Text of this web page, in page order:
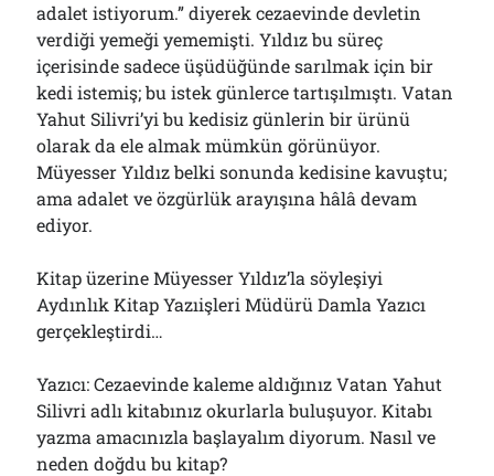
adalet istiyorum.” diyerek cezaevinde devletin
verdiği yemeği yememişti. Yıldız bu süreç
içerisinde sadece üşüdüğünde sarılmak için bir
kedi istemiş; bu istek günlerce tartışılmıştı. Vatan
Yahut Silivri’yi bu kedisiz günlerin bir ürünü
olarak da ele almak mümkün görünüyor.
Müyesser Yıldız belki sonunda kedisine kavuştu;
ama adalet ve özgürlük arayışına hâlâ devam
ediyor.
Kitap üzerine Müyesser Yıldız’la söyleşiyi
Aydınlık Kitap Yazıişleri Müdürü Damla Yazıcı
gerçekleştirdi…
Yazıcı: Cezaevinde kaleme aldığınız Vatan Yahut
Silivri adlı kitabınız okurlarla buluşuyor. Kitabı
yazma amacınızla başlayalım diyorum. Nasıl ve
neden doğdu bu kitap?